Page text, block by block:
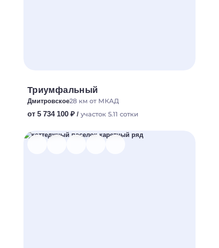
Триумфальный
Дмитровское28 км от МКАД
от 5 734 100 ₽ / участок 5.11 сотки